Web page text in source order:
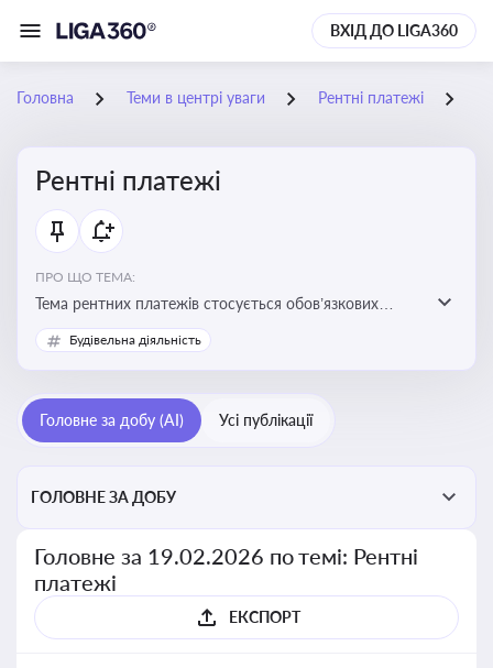
ВХІД ДО LIGA360
Головна Теми в центрі уваги Рентні платежі
Рентні платежі
ПРО ЩО ТЕМА:
Тема рентних платежів стосується обов’язкових
податкових зборів, які сплачуються за користування
природними ресурсами — надрами, водою, лісами
Будівельна діяльність
Головне за добу (AI) Усі публікації
ГОЛОВНЕ ЗА ДОБУ
Головне за 19.02.2026 по темі: Рентні
платежі
ЕКСПОРТ